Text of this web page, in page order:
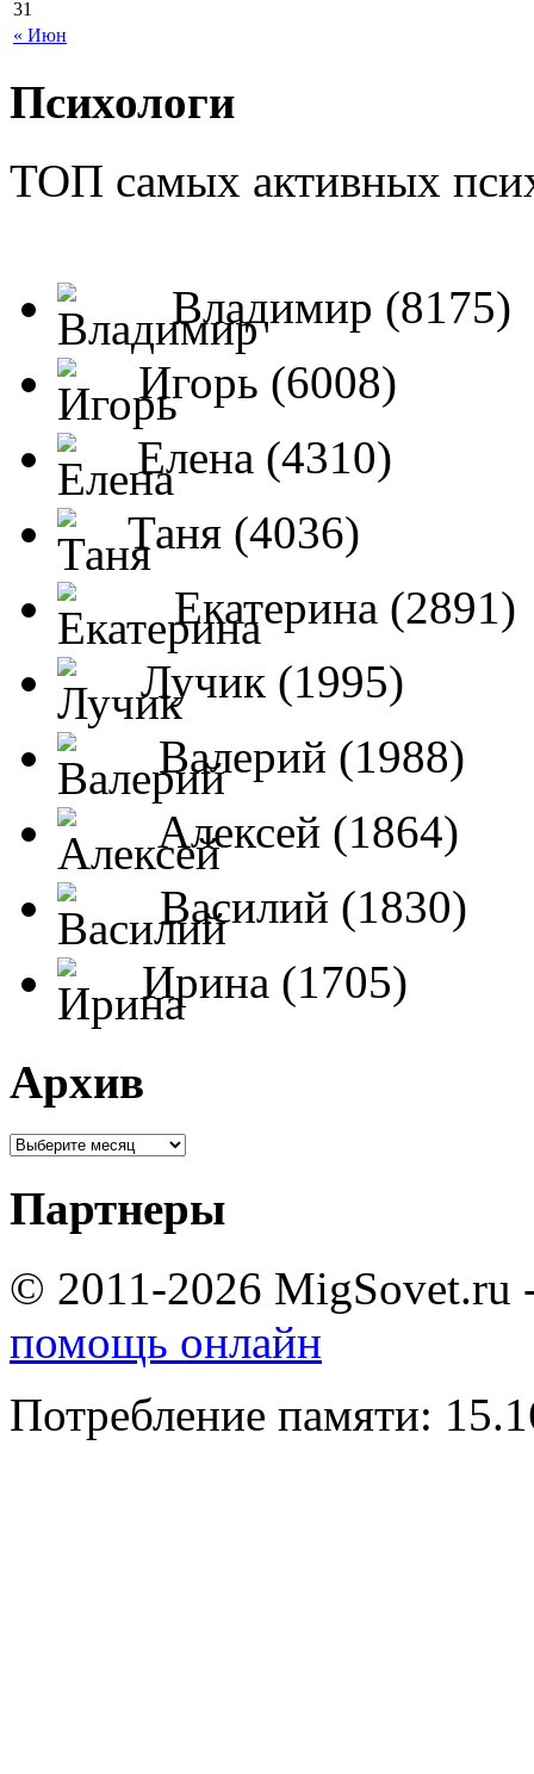
« Июн
31
Психологи
ТОП самых активных
Владимир (8175)
Игорь (6008)
Елена (4310)
Таня (4036)
Екатерина (2891)
Лучик (1995)
Валерий (1988)
Алексей (1864)
Василий (1830)
Ирина (1705)
Архив
Партнеры
© 2011-2026 MigSovet.ru
помощь онлайн
Потребление памяти: